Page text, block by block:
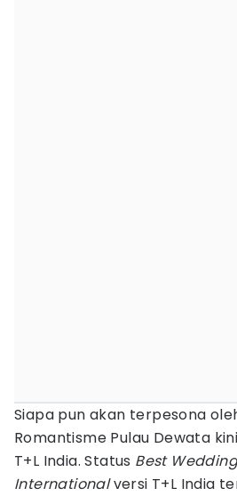
Siapa pun akan terpesona
Romantisme Pulau Dewata
T+L India. Status Best
Internationalversi T+L India